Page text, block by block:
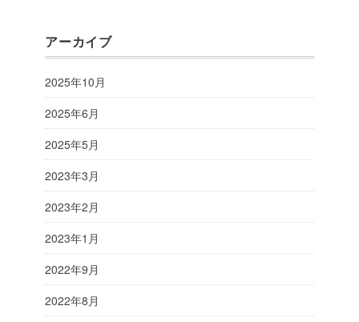
アーカイブ
2025年10月
2025年6月
2025年5月
2023年3月
2023年2月
2023年1月
2022年9月
2022年8月